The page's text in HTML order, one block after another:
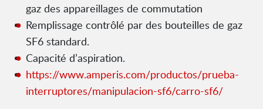
gaz des appareillages de commutation
Remplissage contrôlé par des bouteilles de gaz
SF6 standard.
Capacité d’aspiration.
https://www.amperis.com/productos/prueba-
interruptores/manipulacion-sf6/carro-sf6/